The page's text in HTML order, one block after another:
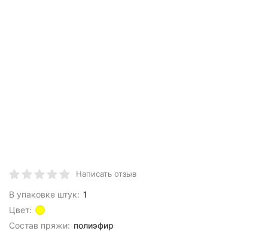
Написать отзыв
В упаковке штук: 1
Цвет:
Состав пряжи: полиэфир